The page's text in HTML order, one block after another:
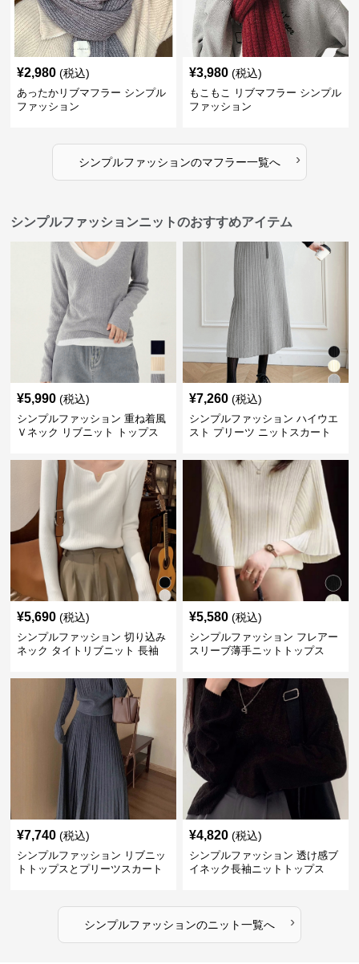
¥2,980 (税込)
あったかリブマフラー シンプル
ファッション
¥3,980 (税込)
もこもこ リブマフラー シンプル
ファッション
シンプルファッションのマフラー一覧へ ›
シンプルファッションニットのおすすめアイテム
¥5,990 (税込)
シンプルファッション 重ね着風
Ｖネック リブニット トップス
¥7,260 (税込)
シンプルファッション ハイウエ
スト プリーツ ニットスカート
¥5,690 (税込)
シンプルファッション 切り込み
ネック タイトリブニット 長袖
¥5,580 (税込)
シンプルファッション フレアー
スリーブ薄手ニットトップス
¥7,740 (税込)
シンプルファッション リブニッ
トトップスとプリーツスカート
¥4,820 (税込)
シンプルファッション 透け感ブ
イネック長袖ニットトップス
シンプルファッションのニット一覧へ ›